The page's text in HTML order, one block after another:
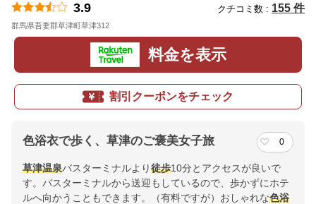
3.9 クチコミ数 : 155 件
群馬県吾妻郡草津町草津312
料金を表示
割引クーポンをチェック
色浴衣で歩く、草津のご褒美女子旅 0
草津温泉バスターミナルより徒歩10分とアクセスが良いで
す。バスターミナルから送迎もしているので、歩かずにホテ
ルへ向かうこともできます。（有料ですが）おしゃれな色浴